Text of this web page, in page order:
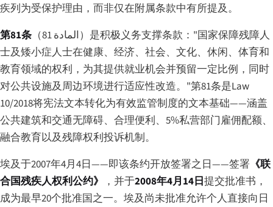
疾列为受保护理由，而非仅在附属条款中有所提及。
第81条 （ المادة 81）是积极义务支撑条款："国家保障残障人
士及矮小症人士在健康、经济、社会、文化、休闲、体育和
教育领域的权利，为其提供就业机会并预留一定比例，同时
对公共设施及周边环境进行适应性改造。"第81条是Law
10/2018将宪法文本转化为有效监管制度的文本基础——涵盖
公共建筑和交通无障碍、合理便利、5%私营部门雇佣配额、
融合教育以及残障权利投诉机制。
埃及于2007年4月4日——即该条约开放签署之日——签署 《联
合国残疾人权利公约》
，并于2008年4月14日提交批准书，
成为最早20个批准国之一。埃及尚未批准允许个人直接向日